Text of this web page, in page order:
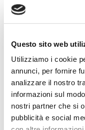
Questo sito web
Utilizziamo i cookie
annunci, per fornire
analizzare il nostro
informazioni sul
nostri partner che si
pubblicità e social
CREDITO AL
Penza
geopolitici
imprese"
di Flavio Padovan,
il credito alle